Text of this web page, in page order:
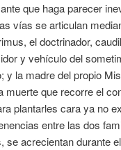
que haga parecer
vías se articulan
el doctrinador,
y vehículo del
y la madre del propio
muerte que recorre el
plantarles cara ya no
entre las dos
se acrecientan durante